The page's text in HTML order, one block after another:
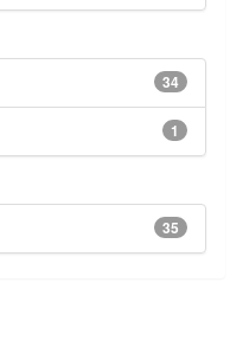
34
1
35